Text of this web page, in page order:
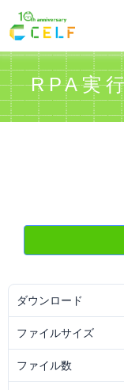
RPA実
ダウンロード
ファイルサイズ
ファイル数